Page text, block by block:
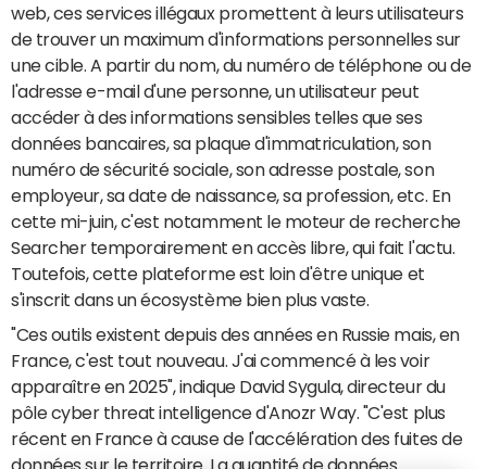
web, ces services illégaux promettent à leurs utilisateurs
de trouver un maximum d'informations personnelles sur
une cible. A partir du nom, du numéro de téléphone ou de
l'adresse e-mail d'une personne, un utilisateur peut
accéder à des informations sensibles telles que ses
données bancaires, sa plaque d'immatriculation, son
numéro de sécurité sociale, son adresse postale, son
employeur, sa date de naissance, sa profession, etc. En
cette mi-juin, c'est notamment le moteur de recherche
Searcher temporairement en accès libre, qui fait l'actu.
Toutefois, cette plateforme est loin d'être unique et
s'inscrit dans un écosystème bien plus vaste.
"Ces outils existent depuis des années en Russie mais, en
France, c'est tout nouveau. J'ai commencé à les voir
apparaître en 2025", indique David Sygula, directeur du
pôle cyber threat intelligence d'Anozr Way. "C'est plus
récent en France à cause de l'accélération des fuites de
données sur le territoire. La quantité de données